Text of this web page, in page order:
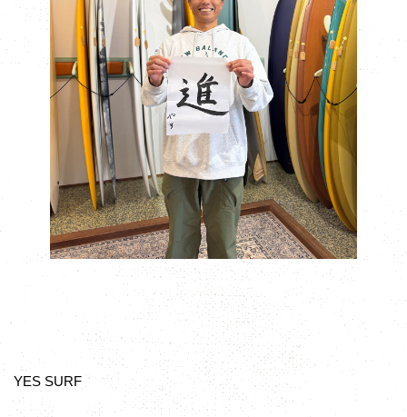
YES SURF